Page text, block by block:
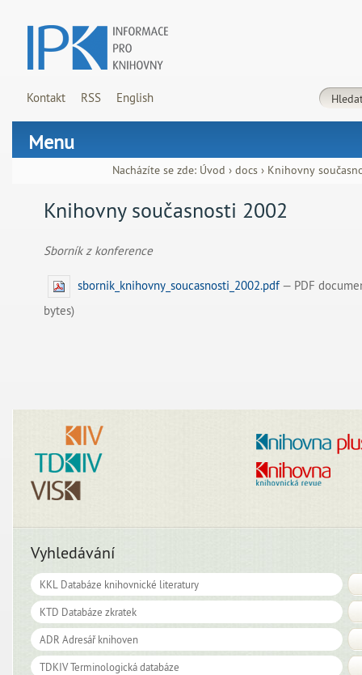
Kontakt RSS English
Menu
Nacházíte se zde: Úvod › docs › Knihovny
Knihovny současnosti 2002
Sborník z konference
sbornik_knihovny_soucasnosti_2002.pdf— PDF
bytes)
Vyhledávání